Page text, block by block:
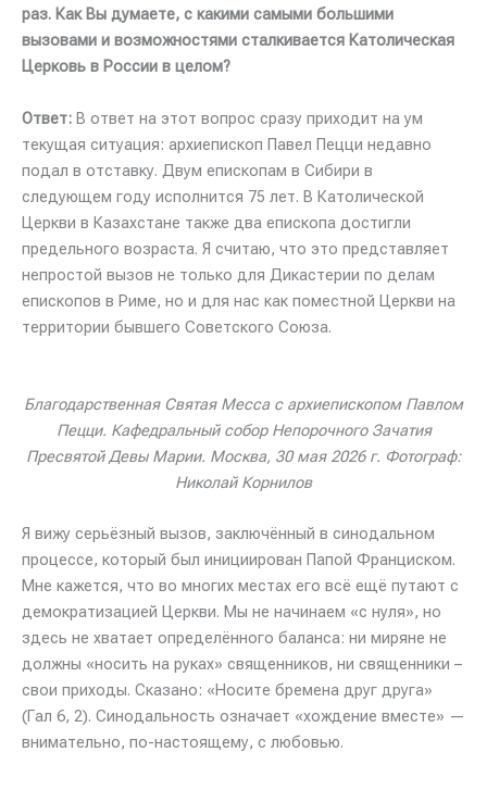
раз. Как Вы думаете, с какими самыми большими
вызовами и возможностями сталкивается Католическая
Церковь в России в целом?
Ответ: В ответ на этот вопрос сразу приходит на ум
текущая ситуация: архиепископ Павел Пецци недавно
подал в отставку. Двум епископам в Сибири в
следующем году исполнится 75 лет. В Католической
Церкви в Казахстане также два епископа достигли
предельного возраста. Я считаю, что это представляет
непростой вызов не только для Дикастерии по делам
епископов в Риме, но и для нас как поместной Церкви на
территории бывшего Советского Союза.
Благодарственная Святая Месса с архиепископом Павлом
Пецци. Кафедральный собор Непорочного Зачатия
Пресвятой Девы Марии. Москва, 30 мая 2026 г. Фотограф:
Николай Корнилов
Я вижу серьёзный вызов, заключённый в синодальном
процессе, который был инициирован Папой Франциском.
Мне кажется, что во многих местах его всё ещё путают с
демократизацией Церкви. Мы не начинаем «с нуля», но
здесь не хватает определённого баланса: ни миряне не
должны «носить на руках» священников, ни священники –
свои приходы. Сказано: «Носите бремена друг друга»
(Гал 6, 2). Синодальность означает «хождение вместе» —
внимательно, по-настоящему, с любовью.